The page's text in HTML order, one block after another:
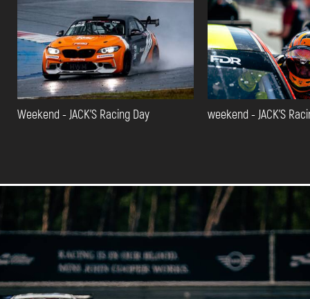
Weekend - JACK'S Racing Day weekend - JACK'S